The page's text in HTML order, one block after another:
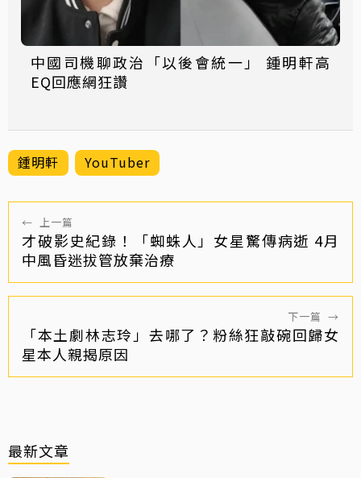
中國司機聊政治「以後會統一」 鍾明軒高
EQ回應網狂讚
鍾明軒 YouTuber
← 上一篇
才破影史紀錄！「蜘蛛人」女星驚傳病逝 4月
中風昏迷拔管放棄治療
下一篇 →
「本土劇林志玲」去哪了？粉絲狂敲碗回歸女
星本人親揭原因
最新文章